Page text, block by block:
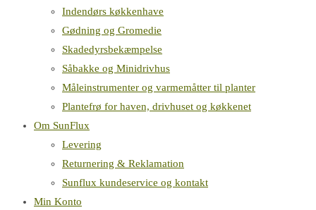
Indendørs køkkenhave
Gødning og Gromedie
Skadedyrsbekæmpelse
Såbakke og Minidrivhus
Måleinstrumenter og varmemåtter til planter
Plantefrø for haven, drivhuset og køkkenet
Om SunFlux
Levering
Returnering & Reklamation
Sunflux kundeservice og kontakt
Min Konto